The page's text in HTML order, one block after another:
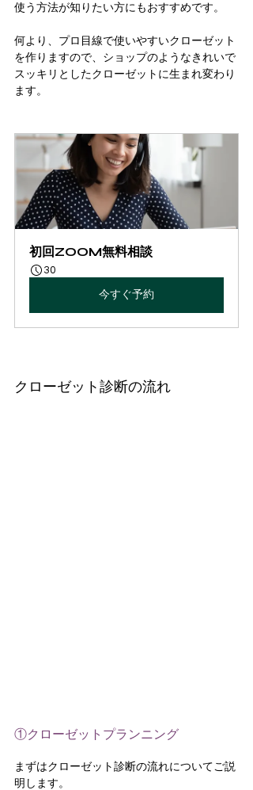
使う方法が知りたい方にもおすすめです。
何より、プロ目線で使いやすいクローゼット
を作りますので、ショップのようなきれいで
スッキリとしたクローゼットに生まれ変わり
ます。
初回ZOOM無料相談
30
今すぐ予約
クローゼット診断の流れ
①クローゼットプランニング
まずはクローゼット診断の流れについてご説
明します。